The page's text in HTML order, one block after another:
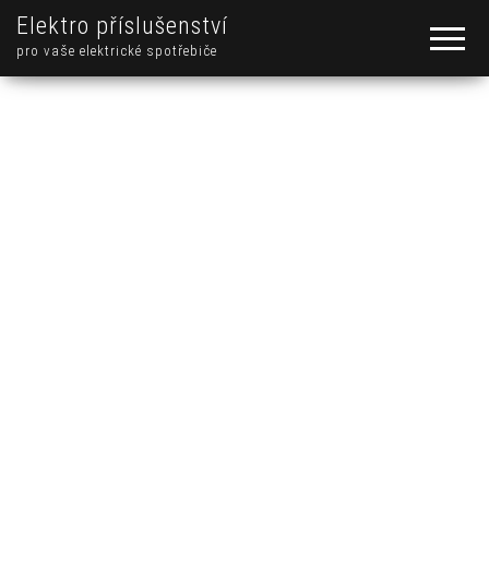
Elektro příslušenství
pro vaše elektrické spotřebiče